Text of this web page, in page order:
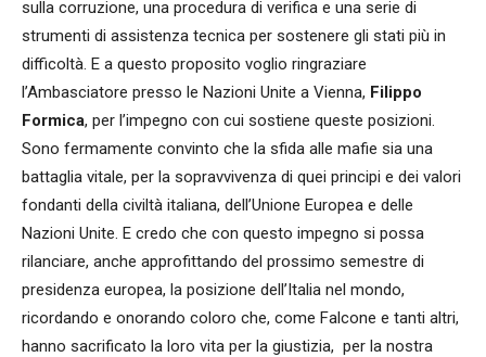
sulla corruzione, una procedura di verifica e una serie di
strumenti di assistenza tecnica per sostenere gli stati più in
difficoltà. E a questo proposito voglio ringraziare
l’Ambasciatore presso le Nazioni Unite a Vienna, Filippo
Formica, per l’impegno con cui sostiene queste posizioni.
Sono fermamente convinto che la sfida alle mafie sia una
battaglia vitale, per la sopravvivenza di quei principi e dei valori
fondanti della civiltà italiana, dell’Unione Europea e delle
Nazioni Unite. E credo che con questo impegno si possa
rilanciare, anche approfittando del prossimo semestre di
presidenza europea, la posizione dell’Italia nel mondo,
ricordando e onorando coloro che, come Falcone e tanti altri,
hanno sacrificato la loro vita per la giustizia, per la nostra